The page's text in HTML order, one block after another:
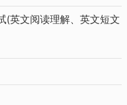
(英文阅读理解、英文短文